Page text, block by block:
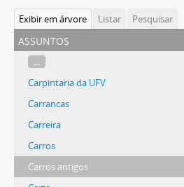
Exibir em árvore Listar Pesquisar
assuntos
...
Carpintaria da UFV
Carrancas
Carreira
Carros
Carros antigos